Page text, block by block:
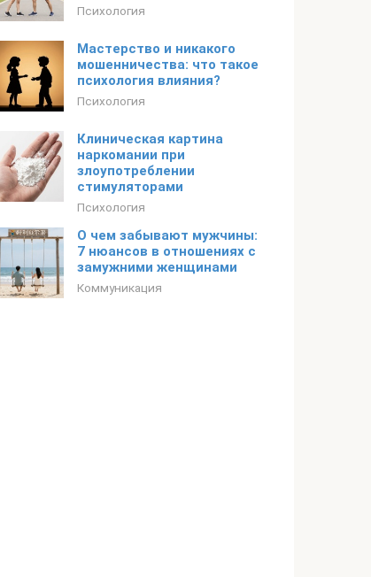
Психология
Мастерство и никакого
мошенничества: что такое
психология влияния?
Психология
Клиническая картина
наркомании при
злоупотреблении
стимуляторами
Психология
О чем забывают мужчины:
7 нюансов в отношениях с
замужними женщинами
Коммуникация